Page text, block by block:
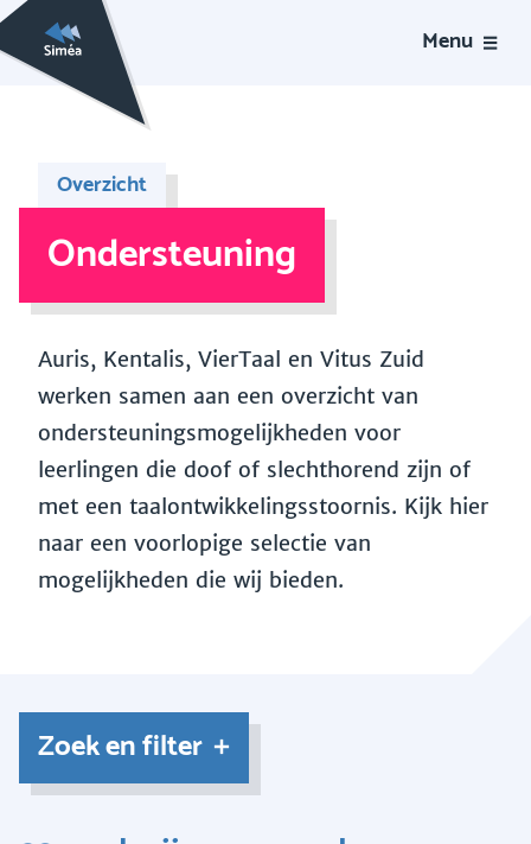
Menu
Overzicht
Ondersteuning
Auris, Kentalis, VierTaal en Vitus Zuid
werken samen aan een overzicht van
ondersteuningsmogelijkheden voor
leerlingen die doof of slechthorend zijn of
met een taalontwikkelingsstoornis. Kijk hier
naar een voorlopige selectie van
mogelijkheden die wij bieden.
Zoek en filter